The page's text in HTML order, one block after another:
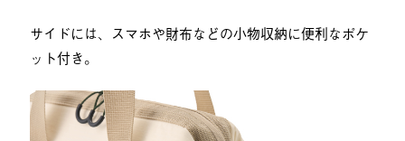
サイドには、スマホや財布などの小物収納に便利なポケ
ット付き。